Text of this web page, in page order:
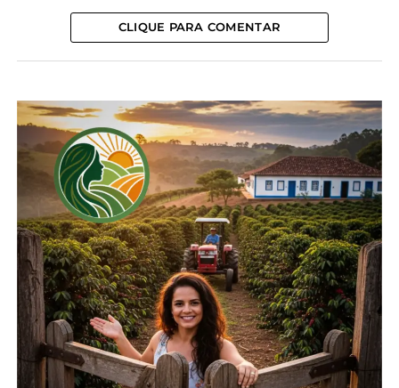
reconhecido pelo Mapa; e os sistemas de produção
orgânica, mediante certificação realizada por
instituições certificadoras credenciadas pelo Mapa
participativos avaliação da conformidade orgânica,
no âmbito do Sistema Participativo de Garantia
(SPG).
Também tem direito ao desconto o produtor que
houver, nos últimos cinco anos agrícolas,
contratado crédito de investimento em um dos
subprogramas do RenovAgro (antigo Programa
ABC), desde que o crédito de custeio seja
destinado a atividades desenvolvidas em área total
ou parcialmente coincidente com a área objeto do
financiamento do RenovAgro e o custeio seja
relacionado à atividade financiada. Nesse caso,
basta que o produtor autorize a instituição
CLIQUE PARA COMENTAR